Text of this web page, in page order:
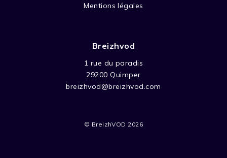
Mentions légales
Breizhvod
1 rue du paradis
29200 Quimper
breizhvod@breizhvod.com
© BreizhVOD 2026